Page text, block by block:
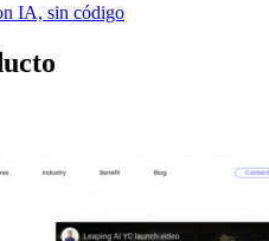
IA, sin código